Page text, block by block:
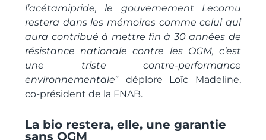
l’acétamipride,
le gouvernement Lecornu
restera dans les mémoires comme celui qui
aura contribué à mettre fin à 30 années de
résistance nationale contre les OGM, c’est
une triste contre-performance
environnementale” déplore Loïc Madeline,
co-président de la FNAB.
La bio restera, elle, une garantie
sans OGM